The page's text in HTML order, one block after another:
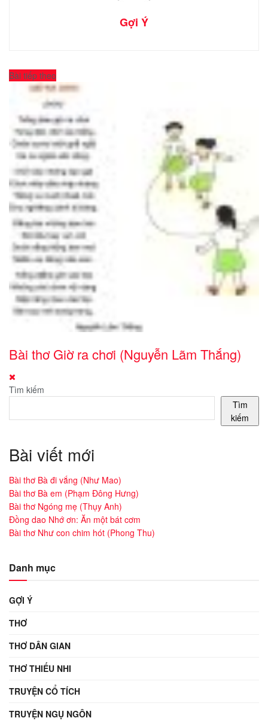
Gợi Ý
Bài tiếp theo
Bài thơ Giờ ra chơi (Nguyễn Lãm Thắng)
Tìm kiếm
Tìm
kiếm
Bài viết mới
Bài thơ Bà đi vắng (Như Mao)
Bài thơ Bà em (Phạm Đông Hưng)
Bài thơ Ngóng mẹ (Thụy Anh)
Đồng dao Nhớ ơn: Ăn một bát cơm
Bài thơ Như con chim hót (Phong Thu)
Danh mục
GỢI Ý
THƠ
THƠ DÂN GIAN
THƠ THIẾU NHI
TRUYỆN CỔ TÍCH
TRUYỆN NGỤ NGÔN